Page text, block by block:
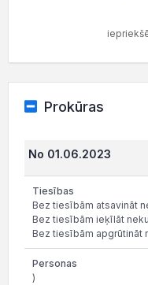
Prokūras
No 01.06.2023
Bez tiesībām atsavināt
Bez tiesībām ieķīlāt
Bez tiesībām apgrūtināt
)